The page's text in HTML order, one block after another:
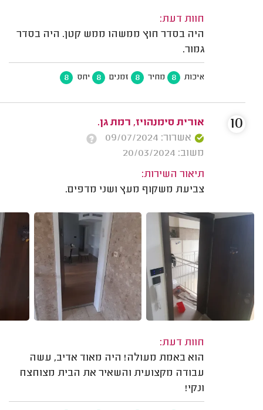
חוות דעת:
היה בסדר חוץ ממשהו ממש קטן. היה בסדר
גמור.
איכות 8 מחיר 8 זמנים 8 יחס 8
אורית סימנהויז, רמת גן.
אשרור: 09/07/2024
משוב: 20/03/2024
תיאור השירות:
צביעת משקוף מעץ ושני מדפים.
חוות דעת:
הוא באמת מעולה! היה מאוד אדיב, עשה
עבודה מקצועית והשאיר את הבית מצוחצח
ונקי!
10